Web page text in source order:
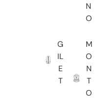
N
O
G
IL
E
T
M
O
N
T
O